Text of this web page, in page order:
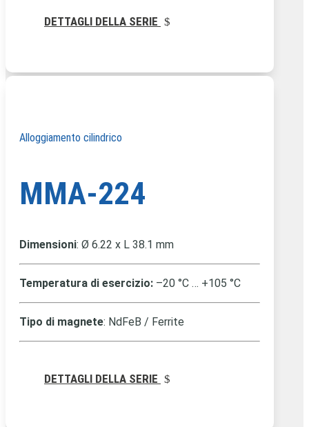
DETTAGLI DELLA SERIE
Alloggiamento cilindrico
MMA-224
Dimensioni: Ø 6.22 x L 38.1 mm
Temperatura di esercizio: –20 °C … +105 °C
Tipo di magnete: NdFeB / Ferrite
DETTAGLI DELLA SERIE